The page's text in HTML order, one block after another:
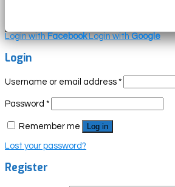
Login withFacebook Login withGoogle
Login
Username or email address *
Password *
Remember me Log in
Lost your password?
Register